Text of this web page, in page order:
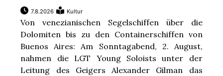
7.8.2026 Kultur
Von venezianischen Segelschiffen über die
Dolomiten bis zu den Containerschiffen von
Buenos Aires: Am Sonntagabend, 2. August,
nahmen die LGT Young Soloists unter der
Leitung des Geigers Alexander Gilman das